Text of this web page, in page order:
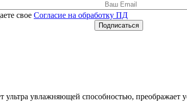
свое Согласие на обработку ПД
Подписаться
ультра увлажняющей способностью, преображает